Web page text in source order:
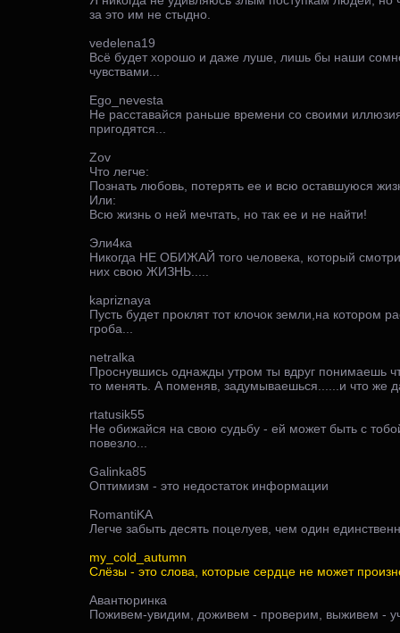
за это им не стыдно.
vedelena19
Всё будет хорошо и даже луше, лишь бы наши
чувствами...
Ego_nevesta
Не расставайся раньше времени со своими
пригодятся...
Zov
Что легче:
Познать любовь, потерять ее и всю оставшуюся
Или:
Всю жизнь о ней мечтать, но так ее и не найти!
Эли4ка
Никогда НЕ ОБИЖАЙ того человека, который
них свою ЖИЗНЬ.....
kapriznaya
Пусть будет проклят тот клочок земли,на котором
гроба...
netralka
Проснувшись однажды утром ты вдруг понимаешь
то менять. А поменяв, задумываешься......и что же
rtatusik55
Не обижайся на свою судьбу - ей может быть с
повезло...
Galinka85
Оптимизм - это недостаток информации
RomantiKA
Легче забыть десять поцелуев, чем один
my_cold_autumn
Слёзы - это слова, которые сердце не может
Авантюринка
Поживем-увидим, доживем - проверим, выживем -